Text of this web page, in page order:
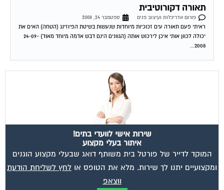
תאורה דקורוטיבית
פורום אדריכלות ועיצוב פנים
ספטמבר 24, 2008
ראיתי פעם תאורה עים זכוכיות מיוחדות שנעשות בשיטת הפיוזינג (הטחה) האים את
יכולה לכוון אותי איכן לירכוש אותה (הגוונים הינם דבש אדמה מיוחד מאוד) 24-09-
2008...
שירות אישי לוועדי בתים!
איתור בעלי מקצוע
המוקד לדייר של פורטל בית משותף דואג שבעלי מקצוע הוגנים
ומקצועיים יתנו לך שירות. מלא את הטופס או לחץ לשליחת הודעת
ווצאפ